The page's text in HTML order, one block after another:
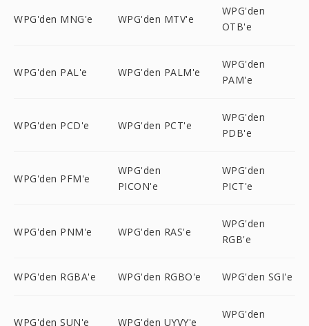
WPG'den MNG'e WPG'den MTV'e
WPG'den
OTB'e
WPG'den PAL'e WPG'den PALM'e
WPG'den
PAM'e
WPG'den PCD'e WPG'den PCT'e
WPG'den
PDB'e
WPG'den PFM'e
WPG'den
PICON'e
WPG'den
PICT'e
WPG'den PNM'e WPG'den RAS'e
WPG'den
RGB'e
WPG'den RGBA'e WPG'den RGBO'e WPG'den SGI'e
WPG'den SUN'e WPG'den UYVY'e
WPG'den